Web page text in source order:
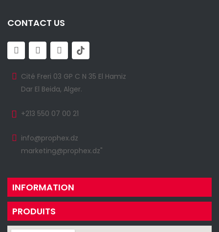
CONTACT US
Cité Freri 03 GP C N 35 El Hamiz
Dar El Beida, Alger.
+213 550 07 00 21
info@prophex.dz
marketing@prophex.dz"
INFORMATION
PRODUITS